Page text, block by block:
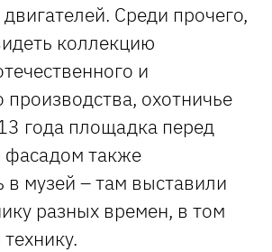
Среди прочего,
коллекцию
и
производства, охотничье
года площадка перед
фасадом также
в музей – там выставили
разных времен, в том